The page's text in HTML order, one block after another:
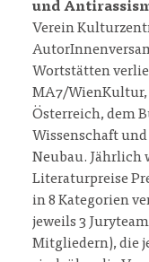
und
Verein
Wortstätten
MA7/WienKultur,
Österreich, dem
Wissenschaft
Neubau. Jährlich
Literaturpreise
in 8 Kategorien
jeweils 3
Mitgliedern), die